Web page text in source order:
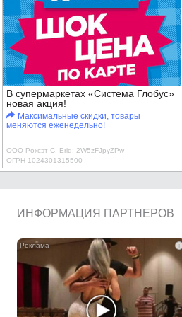
В супермаркетах «Система Глобус»
новая акция!
Максимальные скидки, товары
меняются еженедельно!
ООО Роксэт-С, Erid: 2W5zFJpyZPw
ОГРН 1024301315500
ИНФОРМАЦИЯ ПАРТНЕРОВ
i